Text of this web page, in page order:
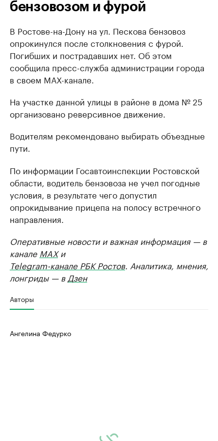
бензовозом и фурой
В Ростове-на-Дону на ул. Пескова бензовоз
опрокинулся после столкновения с фурой.
Погибших и пострадавших нет. Об этом
сообщила пресс-служба администрации города
в своем МАХ-канале.
На участке данной улицы в районе в дома № 25
организовано реверсивное движение.
Водителям рекомендовано выбирать объездные
пути.
По информации Госавтоинспекции Ростовской
области, водитель бензовоза не учел погодные
условия, в результате чего допустил
опрокидывание прицепа на полосу встречного
направления.
Оперативные новости и важная информация — в
канале MAXи
Telegram-канале РБК Ростов. Аналитика, мнения,
лонгриды — в Дзен
Авторы
Ангелина Федурко